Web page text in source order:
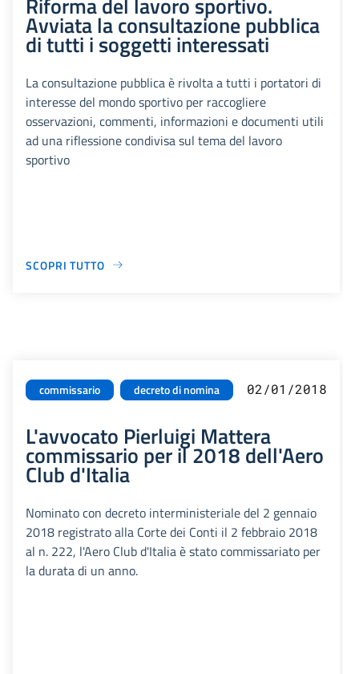
Avviata la consultazione pubblica
di tutti i soggetti interessati
La consultazione pubblica è rivolta a tutti i portatori di
interesse del mondo sportivo per raccogliere
osservazioni, commenti, informazioni e documenti utili
ad una riflessione condivisa sul tema del lavoro
sportivo
SCOPRI TUTTO
commissario decreto di nomina 02/01/2018
L'avvocato Pierluigi Mattera
commissario per il 2018 dell'Aero
Club d'Italia
Nominato con decreto interministeriale del 2 gennaio
2018 registrato alla Corte dei Conti il 2 febbraio 2018
al n. 222, l'Aero Club d'Italia è stato commissariato per
la durata di un anno.